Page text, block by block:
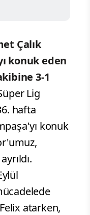
Çalık
konuk eden
3-1
Lig
hafta
konuk
atarken,